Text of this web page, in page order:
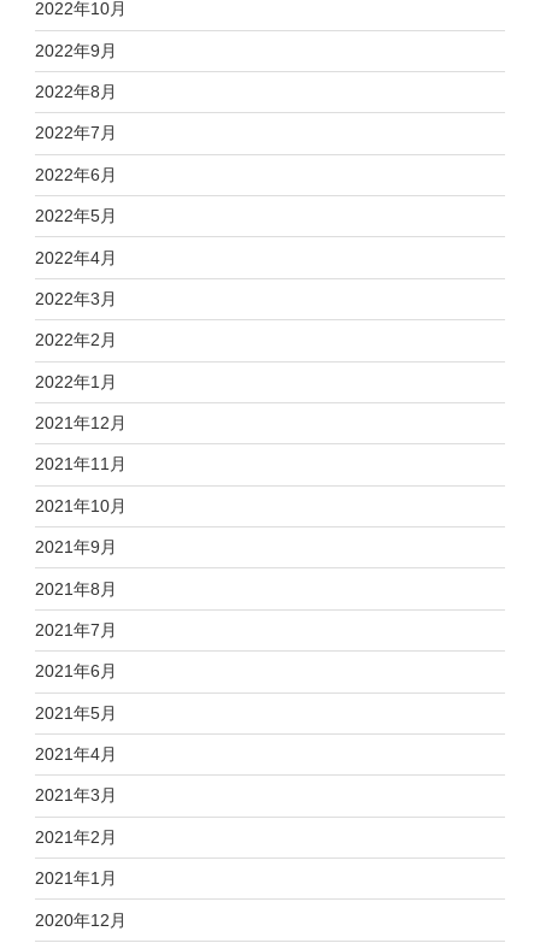
2022年10月
2022年9月
2022年8月
2022年7月
2022年6月
2022年5月
2022年4月
2022年3月
2022年2月
2022年1月
2021年12月
2021年11月
2021年10月
2021年9月
2021年8月
2021年7月
2021年6月
2021年5月
2021年4月
2021年3月
2021年2月
2021年1月
2020年12月